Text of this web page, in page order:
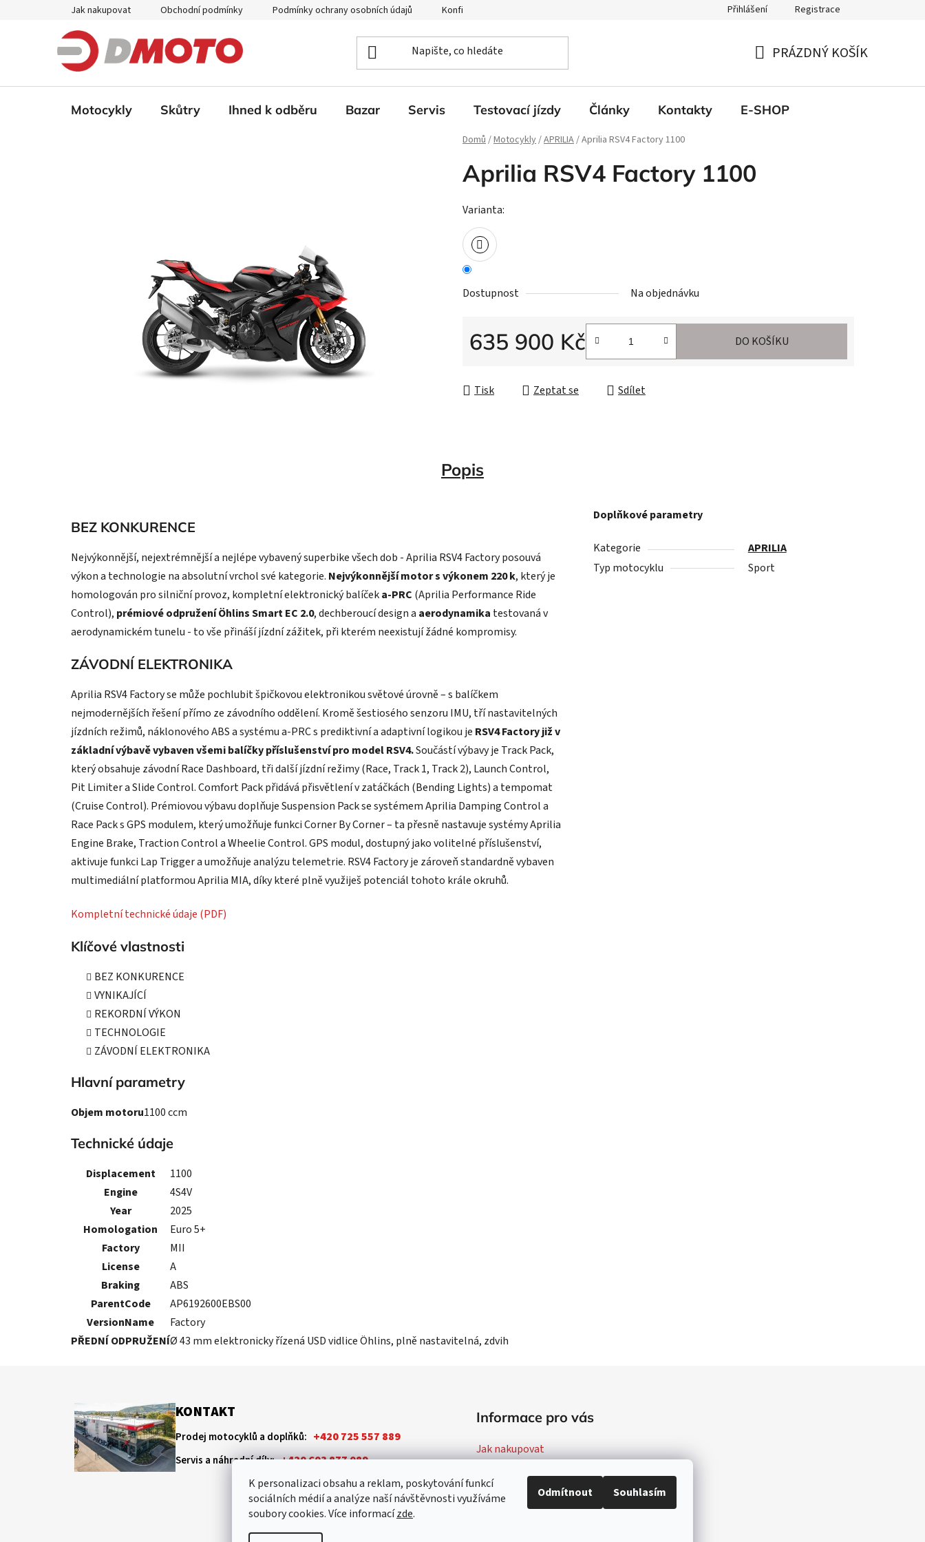
K personalizaci obsahu a reklam, poskytování funkcí
sociálních médií a analýze naší návštěvnosti využíváme
soubory cookies. Více informacízde.
Odmítnout Souhlasím
Jak nakupovat Obchodní podmínky Podmínky ochrany osobních údajů Konfigurátor Ducati Přihlášení Registrace
KOŠÍK
PRÁZDNÝ KOŠÍK
Motocykly Skůtry Ihned k odběru Bazar Servis Testovací jízdy Články Kontakty E-SHOP
Domů/Motocykly/APRILIA/Aprilia RSV4 Factory 1100
Aprilia RSV4 Factory 1100
Varianta:
Dostupnost Na objednávku
635 900 Kč DO KOŠÍKU
Tisk Zeptat se Sdílet
Popis
BEZ KONKURENCE
Nejvýkonnější, nejextrémnější a nejlépe vybavený superbike všech dob - Aprilia RSV4 Factory posouvá
výkon a technologie na absolutní vrchol své kategorie. Nejvýkonnější motor s výkonem 220 k, který je
homologován pro silniční provoz, kompletní elektronický balíčeka-PRC (Aprilia Performance Ride
Control), prémiové odpružení Öhlins Smart EC 2.0, dechberoucí design a aerodynamika testovaná v
aerodynamickém tunelu - to vše přináší jízdní zážitek, při kterém neexistují žádné kompromisy.
ZÁVODNÍ ELEKTRONIKA
Aprilia RSV4 Factory se může pochlubit špičkovou elektronikou světové úrovně – s balíčkem
nejmodernějších řešení přímo ze závodního oddělení. Kromě šestiosého senzoru IMU, tří nastavitelných
jízdních režimů, náklonového ABS a systému a-PRC s prediktivní a adaptivní logikou je RSV4 Factory již v
základní výbavě vybaven všemi balíčky příslušenství pro model RSV4.Součástí výbavy je Track Pack,
který obsahuje závodní Race Dashboard, tři další jízdní režimy (Race, Track 1, Track 2), Launch Control,
Pit Limiter a Slide Control. Comfort Pack přidává přisvětlení v zatáčkách (Bending Lights) a tempomat
(Cruise Control). Prémiovou výbavu doplňuje Suspension Pack se systémem Aprilia Damping Control a
Race Pack s GPS modulem, který umožňuje funkci Corner By Corner – ta přesně nastavuje systémy Aprilia
Engine Brake, Traction Control a Wheelie Control. GPS modul, dostupný jako volitelné příslušenství,
aktivuje funkci Lap Trigger a umožňuje analýzu telemetrie. RSV4 Factory je zároveň standardně vybaven
multimediální platformou Aprilia MIA, díky které plně využiješ potenciál tohoto krále okruhů.
Kompletní technické údaje (PDF)
Klíčové vlastnosti
BEZ KONKURENCE
VYNIKAJÍCÍ
REKORDNÍ VÝKON
TECHNOLOGIE
ZÁVODNÍ ELEKTRONIKA
Hlavní parametry
Objem motoru1100 ccm
Technické údaje
Displacement
1100
Engine
4S4V
Year
2025
Homologation
Euro 5+
Factory
MII
License
A
Braking
ABS
ParentCode
AP6192600EBS00
VersionName
Factory
PŘEDNÍ ODPRUŽENÍØ 43 mm elektronicky řízená USD vidlice Öhlins, plně nastavitelná, zdvih
Doplňkové parametry
Kategorie
APRILIA
Typ motocyklu
Sport
KONTAKT
Prodej motocyklů a doplňků: +420 725 557 889
Servis a náhradní díly: +420 603 877 089
Informace pro vás
Jak nakupovat
Podmínky ochrany osobních údajů
Konfigurátor Ducati